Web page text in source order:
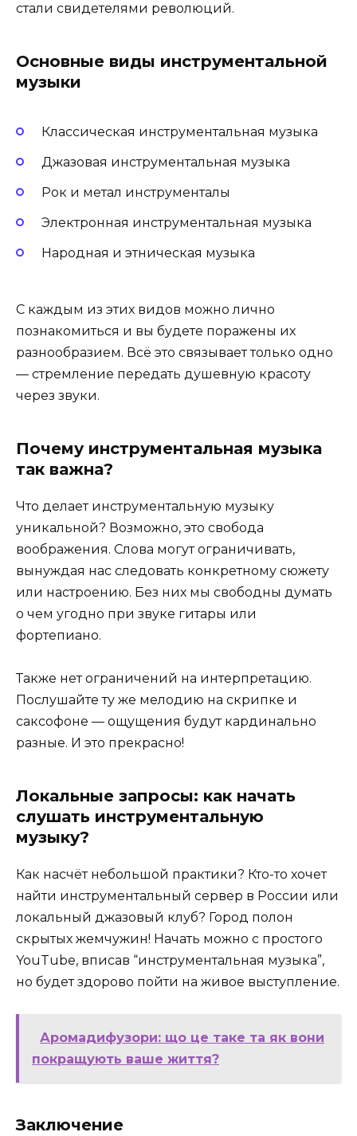
стали свидетелями революций.
Основные виды инструментальной
музыки
Классическая инструментальная музыка
Джазовая инструментальная музыка
Рок и метал инструменталы
Электронная инструментальная музыка
Народная и этническая музыка
С каждым из этих видов можно лично
познакомиться и вы будете поражены их
разнообразием. Всё это связывает только одно
— стремление передать душевную красоту
через звуки.
Почему инструментальная музыка
так важна?
Что делает инструментальную музыку
уникальной? Возможно, это свобода
воображения. Слова могут ограничивать,
вынуждая нас следовать конкретному сюжету
или настроению. Без них мы свободны думать
о чем угодно при звуке гитары или
фортепиано.
Также нет ограничений на интерпретацию.
Послушайте ту же мелодию на скрипке и
саксофоне — ощущения будут кардинально
разные. И это прекрасно!
Локальные запросы: как начать
слушать инструментальную
музыку?
Как насчёт небольшой практики? Кто-то хочет
найти инструментальный сервер в России или
локальный джазовый клуб? Город полон
скрытых жемчужин! Начать можно с простого
YouTube, вписав “инструментальная музыка”,
но будет здорово пойти на живое выступление.
Аромадифузори: що це таке та як вони
покращують ваше життя?
Заключение